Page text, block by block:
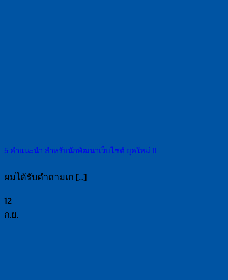
5 คำแนะนำ สำหรับนักพัฒนาเว็บไซต์ ยุคใหม่ !!
ผมได้รับคำถามเก [...]
12
ก.ย.